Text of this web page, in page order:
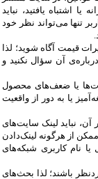
اشتباه یافتید، نباید
تنها می‌تواند نظر خود
.
قیمت آگاه شوید؛ لذا
آن سؤال نکنید و
یا ضعف‌های محصول
یا به دور از واقعیت
نباید لینک سایت‌های
از هرگونه لینک‌دادن
یا نام کاربری شبکه‌های
باشند؛ لذا بحث‌های